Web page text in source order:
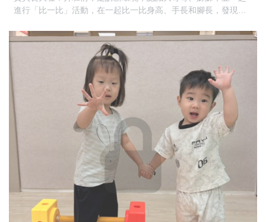
進行「比一比」活動，在一起比一比身高、手長和腳長，發現每
貝和哥哥、姊姊互相抱抱、擊掌，分享一起成長的喜悅。不同年
齡的交流中建立自信，也享受一起學習與成長的樂趣。❤️❤️